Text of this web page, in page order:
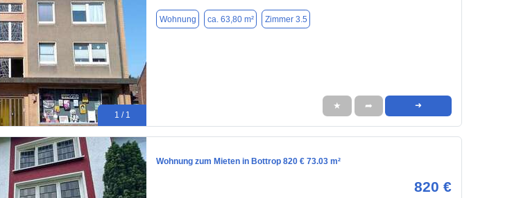
1 / 1
Wohnung ca. 63,80 m² Zimmer 3.5
★ ➦ ➜
Wohnung zum Mieten in Bottrop 820 € 73.03 m²
820 €